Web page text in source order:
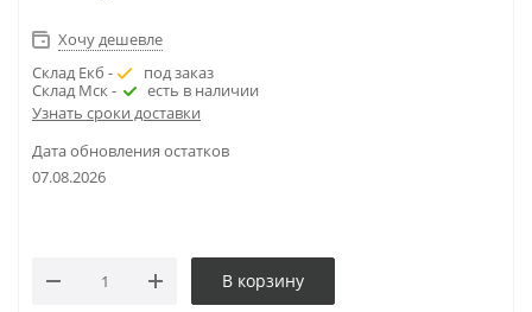
Хочу дешевле
Склад Екб -
под заказ
Склад Мск -
есть в наличии
Узнать сроки доставки
Дата обновления остатков
07.08.2026
В корзину